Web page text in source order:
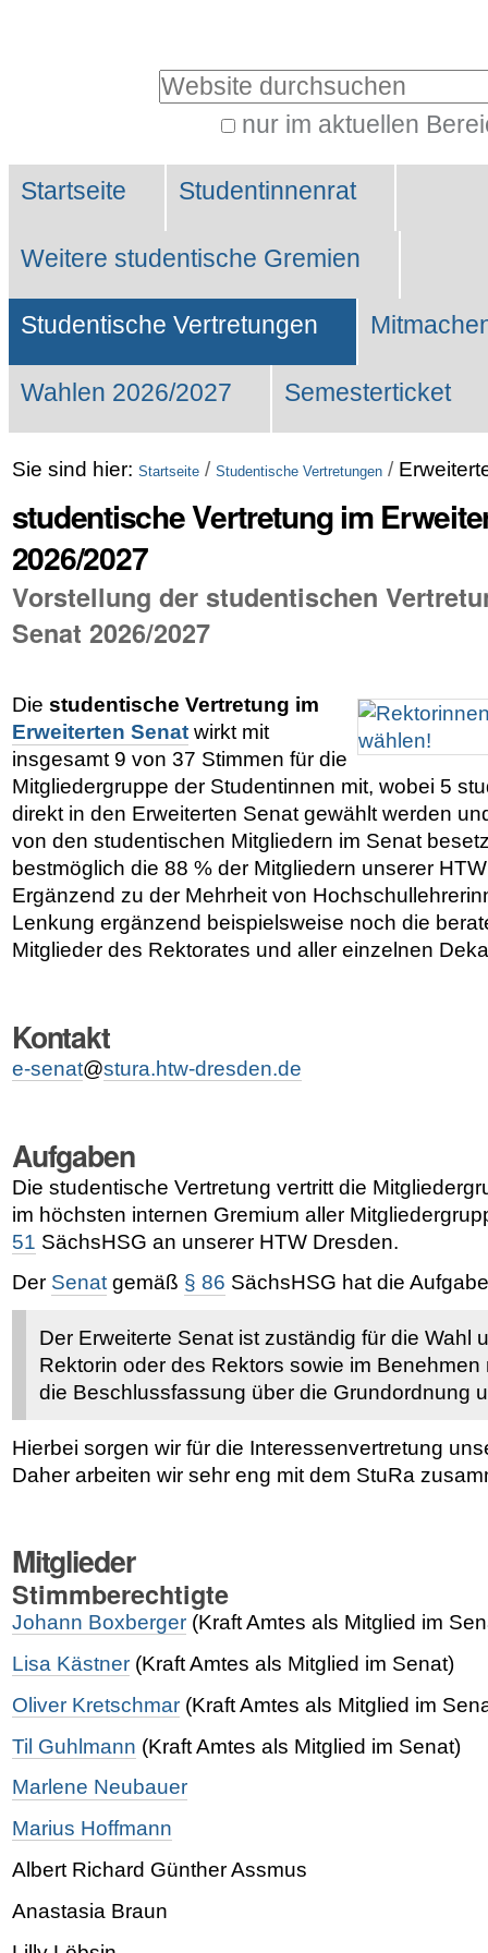
Website durchsuchen
nur im aktuellen
Suche…
Sektionen
Startseite Studentinnenrat
Weitere studentische Gremien
Studentische Vertretungen
Wahlen 2026/2027 Semesterticket
Sie sind hier: Startseite / Studentische Vertretungen /
studentische Vertretung im
2026/2027
Vorstellung der studentischen
Senat 2026/2027
Die studentische Vertretung im
Erweiterten Senatwirkt mit
insgesamt 9 von 37 Stimmen für die
Mitgliedergruppe der Studentinnen mit, wobei 5
direkt in den Erweiterten Senat gewählt werden
von den studentischen Mitgliedern im Senat
bestmöglich die 88 % der Mitgliedern unserer
Ergänzend zu der Mehrheit von
Lenkung ergänzend beispielsweise noch die
Mitglieder des Rektorates und aller einzelnen
Kontakt
e-senat@stura.htw-dresden.de
Aufgaben
Die studentische Vertretung vertritt die
im höchsten internen Gremium aller
51 SächsHSG an unserer HTW Dresden.
Der Senatgemäß § 86 SächsHSG hat die
Der Erweiterte Senat ist zuständig für die Wahl
Rektorin oder des Rektors sowie im Benehmen
die Beschlussfassung über die Grundordnung
Hierbei sorgen wir für die Interessenvertretung
Daher arbeiten wir sehr eng mit dem StuRa
Mitglieder
Stimmberechtigte
Johann Boxberger(Kraft Amtes als Mitglied im
Lisa Kästner(Kraft Amtes als Mitglied im Senat)
Oliver Kretschmar(Kraft Amtes als Mitglied im
Til Guhlmann (Kraft Amtes als Mitglied im Senat)
Marlene Neubauer
Marius Hoffmann
Albert Richard Günther Assmus
Anastasia Braun